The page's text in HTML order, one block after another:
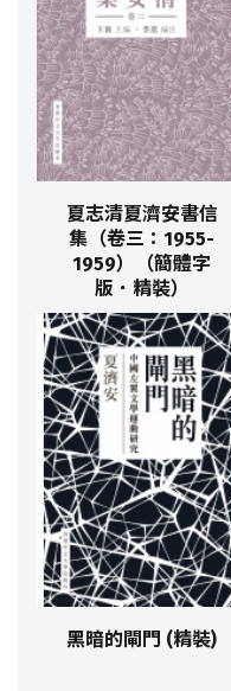
夏志清夏濟安書信
集（卷三：1955-
1959）（簡體字
版．精裝）
黑暗的閘門 (精裝)